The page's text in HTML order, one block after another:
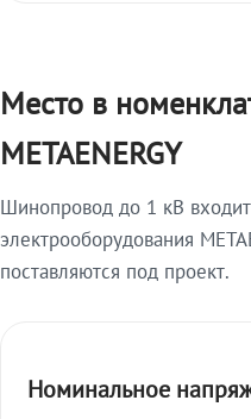
Место в
METAENERGY
Шинопровод до 1 кВ
электрооборудования
поставляются под проект.
Номинальное